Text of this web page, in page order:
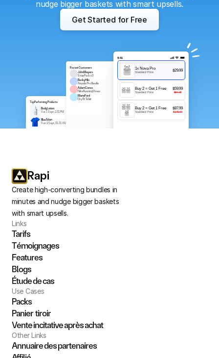
nudge bigger baskets with smart upsells.
Get Started for Free
Top Performing Products
Body Lotion
Sat 1 Sept, 2:31 PM
Blue Tshirt
Sun 2 Sept, 01:31 AM
Recent Customers
John Mayers
Soap Pack x2
Becky Hilo
Airpods Pro Bundle
$50
Adam Conso
Nike Running Shoes
$552
Marie Ford
Dry Fit Tshirt
$450
9:41
1x Nova Pro
Standard Price $29.99
Buy 2 = Get 1 Free
Standard Price
$59.99
$87.00
Buy 2 = Get 1 Free
Standard Price
$87.99
$145.00
Rapi
Create high-converting bundles in
minutes and nudge bigger baskets
with smart upsells.
Links
Tarifs
Témoignages
Features
Blogs
Étude de cas
Use Cases
Packs
Panier  tiroir
Vente incitative après achat
Other Links
Annuaire des partenaires